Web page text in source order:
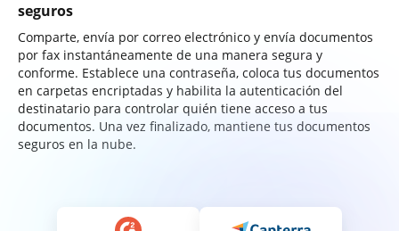
seguros
Comparte, envía por correo electrónico y envía documentos
por fax instantáneamente de una manera segura y
conforme. Establece una contraseña, coloca tus documentos
en carpetas encriptadas y habilita la autenticación del
destinatario para controlar quién tiene acceso a tus
documentos. Una vez finalizado, mantiene tus documentos
seguros en la nube.